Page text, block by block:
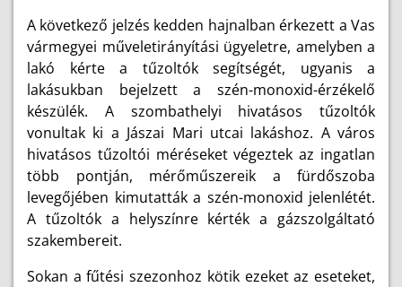
A következő jelzés kedden hajnalban érkezett a Vas
vármegyei műveletirányítási ügyeletre, amelyben a
lakó kérte a tűzoltók segítségét, ugyanis a
lakásukban bejelzett a szén-monoxid-érzékelő
készülék. A szombathelyi hivatásos tűzoltók
vonultak ki a Jászai Mari utcai lakáshoz. A város
hivatásos tűzoltói méréseket végeztek az ingatlan
több pontján, mérőműszereik a fürdőszoba
levegőjében kimutatták a szén-monoxid jelenlétét.
A tűzoltók a helyszínre kérték a gázszolgáltató
szakembereit.
Sokan a fűtési szezonhoz kötik ezeket az eseteket,